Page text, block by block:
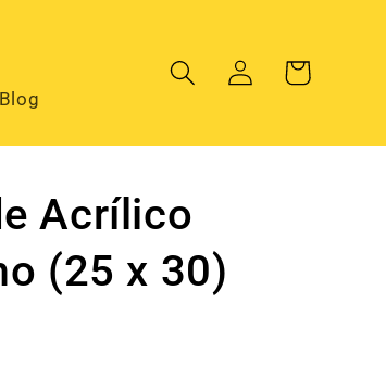
Blog
Iniciar
sesión
Carrito
Acrílico
(25 x 30)